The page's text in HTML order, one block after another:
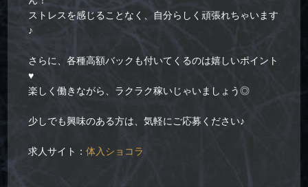
ストレスを感じることなく、自分らしく頑張れちゃいます
♪
さらに、各種高額バックも付いてくるのは嬉しいポイント
♥
楽しく働きながら、ラクラク稼いじゃいましょう◎
少しでも興味のある方は、気軽にご応募ください♪
求人サイト：体入ショコラ